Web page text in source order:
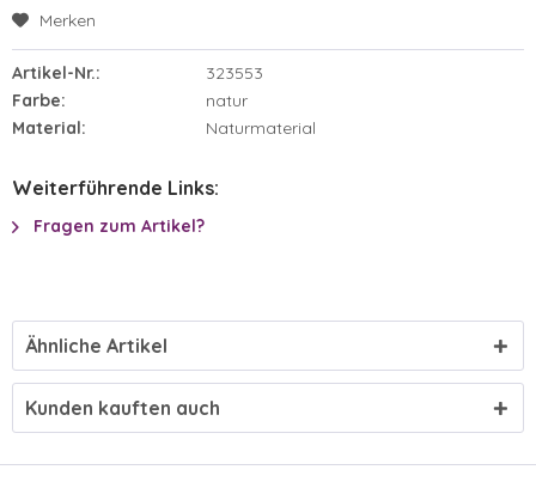
Merken
Artikel-Nr.:
323553
Farbe:
natur
Material:
Naturmaterial
Weiterführende Links:
Fragen zum Artikel?
Ähnliche Artikel
Kunden kauften auch